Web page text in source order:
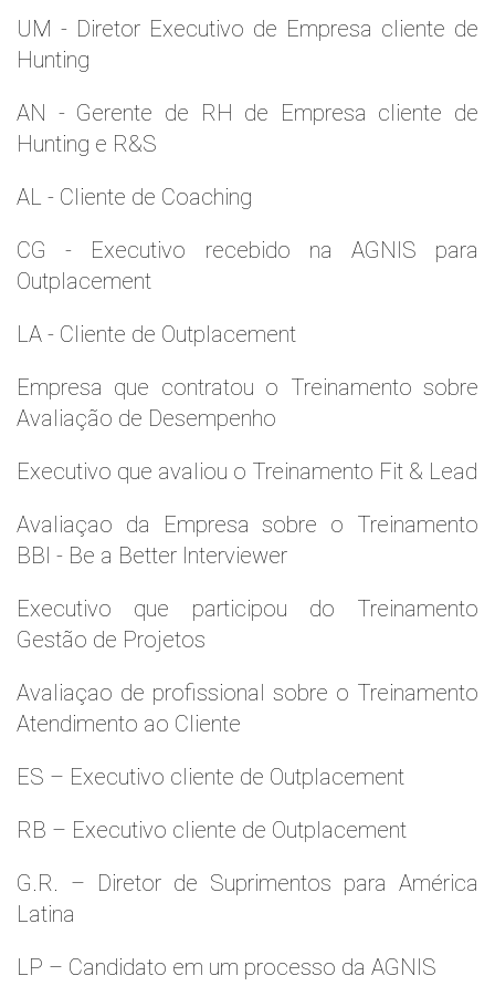
UM - Diretor Executivo de Empresa cliente de
Hunting
AN - Gerente de RH de Empresa cliente de
Hunting e R&S
AL - Cliente de Coaching
CG - Executivo recebido na AGNIS para
Outplacement
LA - Cliente de Outplacement
Empresa que contratou o Treinamento sobre
Avaliação de Desempenho
Executivo que avaliou o Treinamento Fit & Lead
Avaliaçao da Empresa sobre o Treinamento
BBI - Be a Better Interviewer
Executivo que participou do Treinamento
Gestão de Projetos
Avaliaçao de profissional sobre o Treinamento
Atendimento ao Cliente
ES – Executivo cliente de Outplacement
RB – Executivo cliente de Outplacement
G.R. – Diretor de Suprimentos para América
Latina
LP – Candidato em um processo da AGNIS